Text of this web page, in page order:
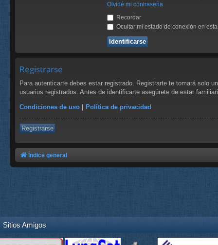
Olvidé mi contraseña
Recordar
Ocultar mi estado de conexión en
Registrarse
Para autenticarte debes estar registrado. Registrarte te tomará solo
usuarios registrados. Antes de identificarte asegúrete de estar
Condiciones de uso | Política de privacidad
Registrarse
Índice general
Sitios Amigos